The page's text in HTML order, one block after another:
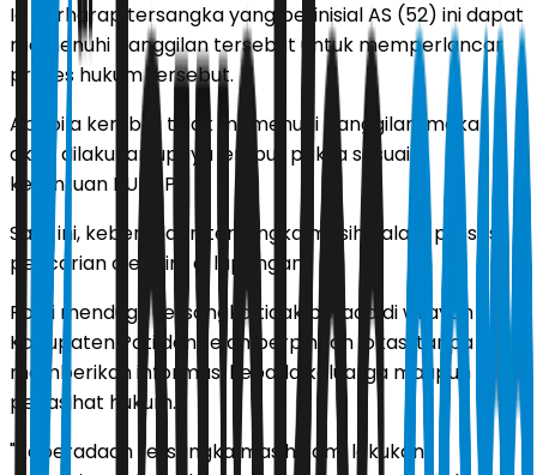
Ia berharap tersangka yang berinisial AS (52) ini dapat
memenuhi panggilan tersebut untuk memperlancar
proses hukum tersebut.
Apabila kembali tidak memenuhi panggilan, maka
akan dilakukan upaya jemput paksa sesuai
ketentuan KUHAP.
Saat ini, keberadaan tersangka masih dalam proses
pencarian oleh tim di lapangan.
Polisi menduga tersangka tidak berada di wilayah
Kabupaten Pati dan telah berpindah lokasi tanpa
memberikan informasi kepada keluarga maupun
penasihat hukum.
"Keberadaan tersangka masih kami lakukan